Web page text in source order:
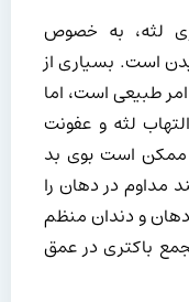
لثه، به خصوص
است. بسیاری از
طبیعی است، اما
لثه و عفونت
ممکن است بوی بد
مداوم در دهان را
و دندان منظم
باکتری در عمق